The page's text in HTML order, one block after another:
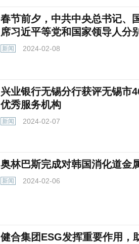
春节前夕，中共中央总书记、
席习近平等党和国家领导人分
新闻 2024-02-08
兴业银行无锡分行获评无锡市
优秀服务机构
新闻 2024-02-07
奥林巴斯完成对韩国消化道金
新闻 2024-02-06
健合集团ESG发挥重要作用，